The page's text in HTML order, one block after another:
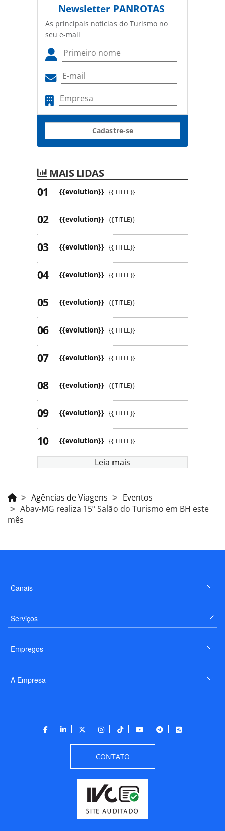
Newsletter PANROTAS
As principais notícias do Turismo no
seu e-mail
Cadastre-se
MAIS LIDAS
{{evolution}} {{TITLE}}
{{evolution}} {{TITLE}}
{{evolution}} {{TITLE}}
{{evolution}} {{TITLE}}
{{evolution}} {{TITLE}}
{{evolution}} {{TITLE}}
{{evolution}} {{TITLE}}
{{evolution}} {{TITLE}}
{{evolution}} {{TITLE}}
{{evolution}} {{TITLE}}
Leia mais
Agências de Viagens
Eventos
Abav-MG realiza 15º Salão do Turismo em BH este
mês
Canais
Serviços
Empregos
A Empresa
CONTATO